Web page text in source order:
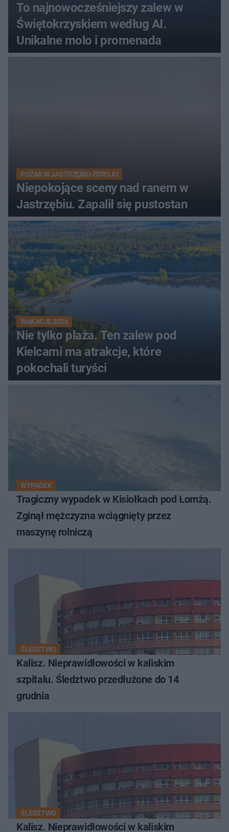
To najnowocześniejszy zalew w
Świętokrzyskiem według AI.
Unikalne molo i promenada
POŻAR W JASTRZĘBIU-ZDROJU
Niepokojące sceny nad ranem w
Jastrzębiu. Zapalił się pustostan
WAKACJE 2026
Nie tylko plaża. Ten zalew pod
Kielcami ma atrakcje, które
pokochali turyści
WYPADEK
Tragiczny wypadek w Kisiołkach pod Łomżą.
Zginął mężczyzna wciągnięty przez
maszynę rolniczą
ŚLEDZTWO
Kalisz. Nieprawidłowości w kaliskim
szpitalu. Śledztwo przedłużone do 14
grudnia
ŚLEDZTWO
Kalisz. Nieprawidłowości w kaliskim